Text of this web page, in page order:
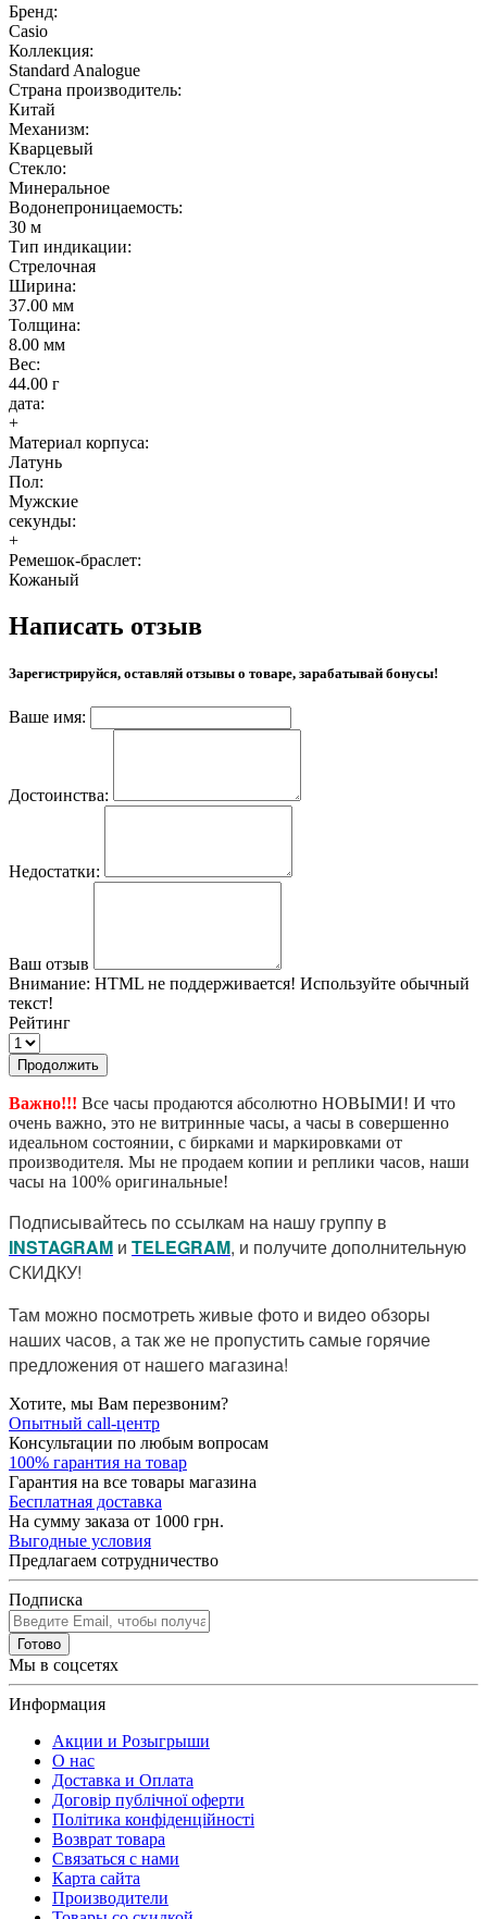
Бренд:
Casio
Коллекция:
Standard Analogue
Страна производитель:
Китай
Механизм:
Кварцевый
Стекло:
Минеральное
Водонепроницаемость:
30 м
Тип индикации:
Стрелочная
Ширина:
37.00 мм
Толщина:
8.00 мм
Вес:
44.00 г
дата:
+
Материал корпуса:
Латунь
Пол:
Мужские
секунды:
+
Ремешок-браслет:
Кожаный
Написать отзыв
Зарегистрируйся, оставляй отзывы о товаре, зарабатывай бонусы!
Ваше имя:
Достоинства:
Недостатки:
Ваш отзыв
Внимание: HTML не поддерживается! Используйте обычный
текст!
Рейтинг
Продолжить
Важно!!! Все часы продаются абсолютно НОВЫМИ! И что
очень важно, это не витринные часы, а часы в совершенно
идеальном состоянии, с бирками и маркировками от
производителя. Мы не продаем копии и реплики часов, наши
часы на 100% оригинальные!
Подписывайтесь по ссылкам на нашу группу в
INSTAGRAM и TELEGRAM, и получите дополнительную
СКИДКУ!
Там можно посмотреть живые фото и видео обзоры
наших часов, а так же не пропустить самые горячие
предложения от нашего магазина!
Хотите, мы Вам перезвоним?
Опытный call-центр
Консультации по любым вопросам
100% гарантия на товар
Гарантия на все товары магазина
Бесплатная доставка
На сумму заказа от 1000 грн.
Выгодные условия
Предлагаем сотрудничество
Подписка
Готово
Мы в соцсетях
Информация
Акции и Розыгрыши
О нас
Доставка и Оплата
Договір публічної оферти
Політика конфіденційності
Возврат товара
Связаться с нами
Карта сайта
Производители